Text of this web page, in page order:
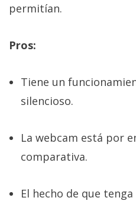
permitían.
Pros:
Tiene un
silencioso.
La webcam está por
comparativa.
El hecho de que